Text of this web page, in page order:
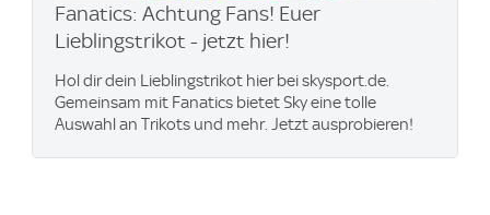
Fanatics: Achtung Fans! Euer
Lieblingstrikot - jetzt hier!
Hol dir dein Lieblingstrikot hier bei skysport.de.
Gemeinsam mit Fanatics bietet Sky eine tolle
Auswahl an Trikots und mehr. Jetzt ausprobieren!